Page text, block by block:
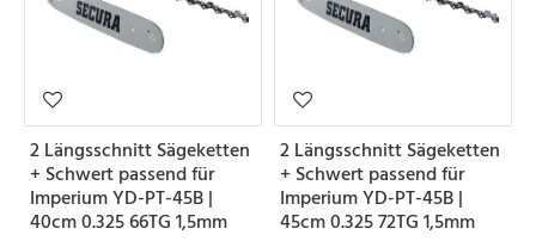
2 Längsschnitt Sägeketten
+ Schwert passend für
Imperium YD-PT-45B |
40cm 0.325 66TG 1,5mm
2 Längsschnitt Sägeketten
+ Schwert passend für
Imperium YD-PT-45B |
45cm 0.325 72TG 1,5mm
b
i
t
e